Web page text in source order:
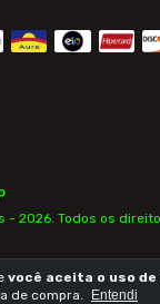
você aceita o uso de
de compra.
Entendi
- 2026. Todos os